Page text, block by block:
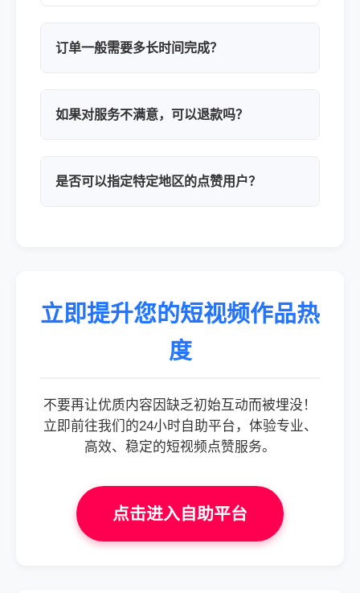
订单一般需要多长时间完成？
如果对服务不满意，可以退款吗？
是否可以指定特定地区的点赞用户？
立即提升您的短视频作品热
度
不要再让优质内容因缺乏初始互动而被埋没！
立即前往我们的24小时自助平台，体验专业、
高效、稳定的短视频点赞服务。
点击进入自助平台